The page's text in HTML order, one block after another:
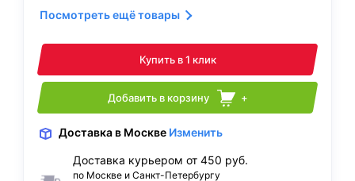
Посмотреть ещё товары
Купить в 1 клик
Добавить в корзину +
Доставка в Москве Изменить
Доставка курьером от 450 руб.
по Москве и Санкт-Петербургу